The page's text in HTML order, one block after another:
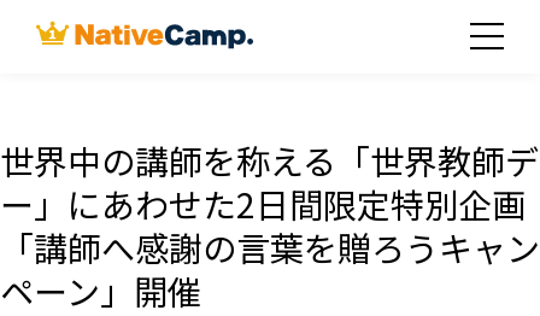
世界中の講師を称える「世界教師デ
ー」にあわせた2日間限定特別企画
「講師へ感謝の言葉を贈ろうキャン
ペーン」開催